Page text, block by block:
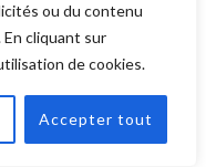
ou du contenu
cliquant sur
de cookies.
Accepter tout
logique est la
USB-C pour la